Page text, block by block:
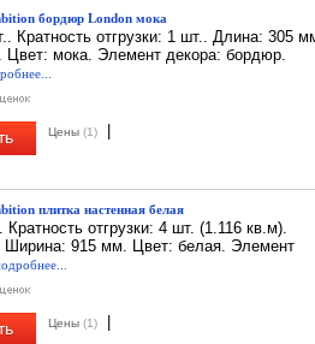
бордюр London мока
Кратность отгрузки: 1 шт.. Длина: 305
мока. Элемент декора: бордюр.
Цены (1)
плитка настенная белая
Кратность отгрузки: 4 шт. (1.116 кв.м).
915 мм. Цвет: белая. Элемент
Цены (1)